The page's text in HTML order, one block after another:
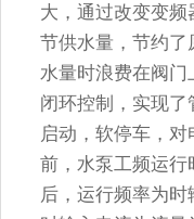
大，通过改变变频
节供水量，节约
水量时浪费在阀门
闭环控制，实现
启动，软停车，
前，水泵工频运行
后，运行频率为